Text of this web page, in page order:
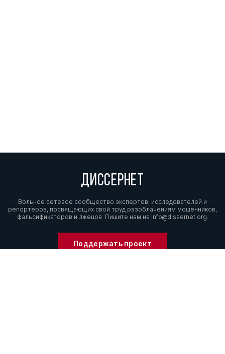
ДИССЕРНЕТ
Вольное сетевое сообщество экспертов, исследователей и
репортеров, посвящающих свой труд разоблачениям мошенников,
фальсификаторов и лжецов. Пишите нам на info@dissernet.org.
Поддержать проект